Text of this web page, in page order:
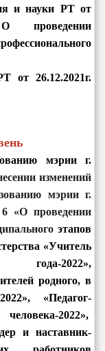
и науки РТ от
проведении
от 26.12.2021г.
мэрии г.
изменений
мэрии г.
«О проведении
этапов
«Учитель
года-2022»,
родного, в
«Педагог-
2022»,
и наставник-